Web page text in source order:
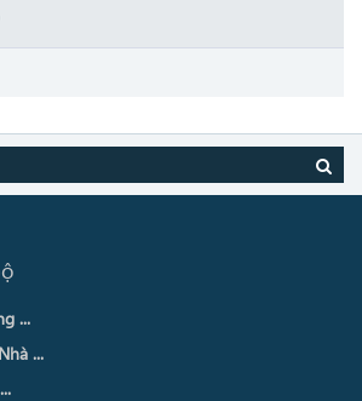
...
...